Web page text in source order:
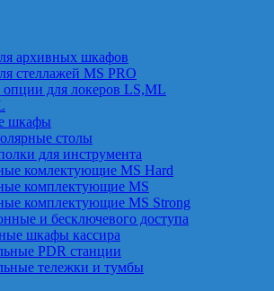
архивных шкафов
стеллажей MS PRO
опции для локеров LS,ML
шкафы
столы
для инструмента
комлектующие MS Hard
комплектующие MS
комплектующие MS Strong
и бесключевого доступа
шкафы кассира
PDR станции
тележки и тумбы